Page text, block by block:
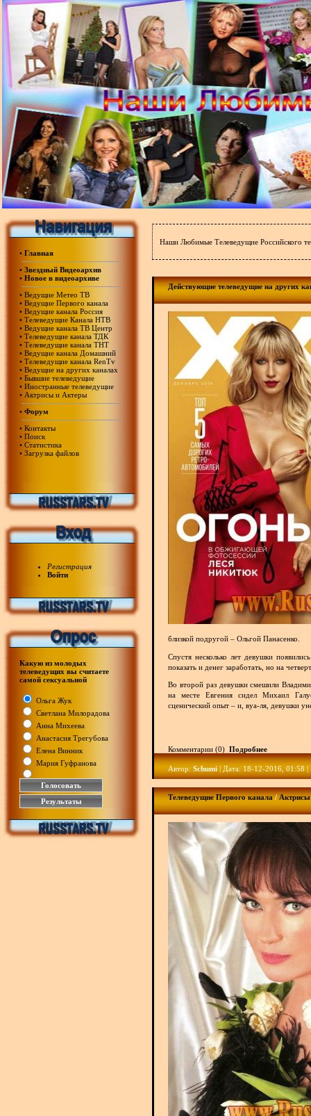
• Главная
• Звездный Видеоархив
• Новое в видеоархиве
• Ведущие Метео ТВ
• Ведущие Первого канала
• Ведущие канала Россия
• Телеведущие Канала НТВ
• Ведущие канала ТВ Центр
• Телеведущие канала ТДК
• Телеведущие канала ТНТ
• Ведущие канала Домашний
• Телеведущие канала RenTv
• Ведущие на других каналах
• Бывшие телеведущие
• Иностранные телеведущие
• Актрисы и Актеры
• Форум
• Контакты
• Поиск
• Статистика
• Загрузка файлов
Регистрация
Войти
Какую из молодых
телеведущих вы считаете
самой сексуальной
Ольга Жук
Светлана Милорадова
Анна Михеева
Анастасия Трегубова
Елена Винник
Мария Гуфранова
Наши Любимые Телеведущие Российского
Действующие телеведущие на других
близкой подругой – Ольгой Панасенко.
Спустя несколько лет девушки
показать и денег заработать, но на
Во второй раз девушки смешили
на месте Евгения сидел Михаил
сценический опыт – и, вуа-ля, девушки
Комментарии (0) Подробнее
Автор: Schumi | Дата: 18-12-2016, 01:58
Телеведущие Первого канала/